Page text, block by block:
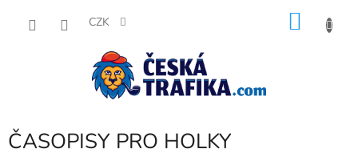
CZK
ČASOPISY PRO HOLKY